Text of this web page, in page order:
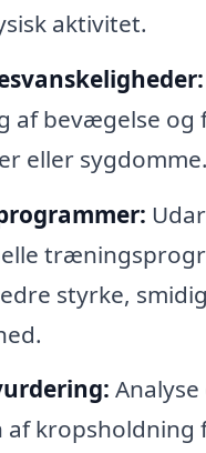
aktivitet.
af bevægelse og
eller sygdomme.
styrke,
Analyse
kropsholdning